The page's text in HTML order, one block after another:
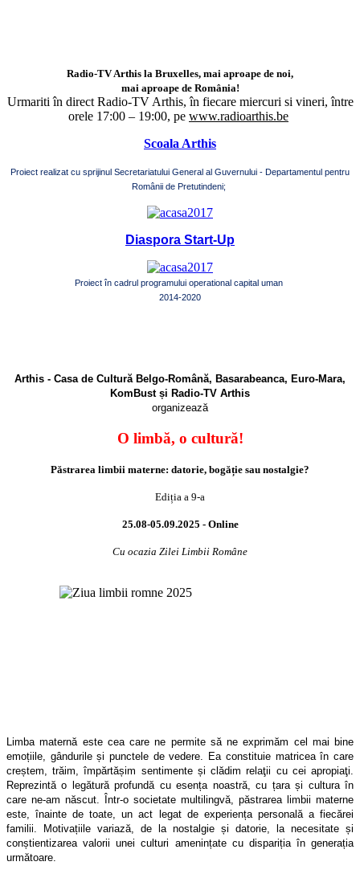
Radio-TV Arthis la Bruxelles, mai aproape de noi,
mai aproape de România!
Urmariti în direct Radio-TV Arthis, în fiecare miercuri si vineri, între
orele 17:00 – 19:00, pe www.radioarthis.be
Scoala Arthis
Proiect realizat cu sprijinul Secretariatului General al Guvernului - Departamentul pentru
Românii de Pretutindeni;
Diaspora Start-Up
Proiect în cadrul programului operational capital uman
2014-2020
Arthis - Casa de Cultură Belgo-Română, Basarabeanca, Euro-Mara,
KomBust și Radio-TV Arthis
organizează
O limbă, o cultură!
Păstrarea limbii materne: datorie, bogăție sau nostalgie?
Ediția a 9-a
25.08-05.09.2025 - Online
Cu ocazia Zilei Limbii Române
Limba maternă este cea care ne permite să ne exprimăm cel mai bine
emoțiile, gândurile și punctele de vedere. Ea constituie matricea în care
creștem, trăim, împărtășim sentimente și clădim relaţii cu cei apropiaţi.
Reprezintă o legătură profundă cu esența noastră, cu țara și cultura în
care ne-am născut. Într-o societate multilingvă, păstrarea limbii materne
este, înainte de toate, un act legat de experiența personală a fiecărei
familii. Motivațiile variază, de la nostalgie și datorie, la necesitate și
conștientizarea valorii unei culturi amenințate cu dispariția în generația
următoare.